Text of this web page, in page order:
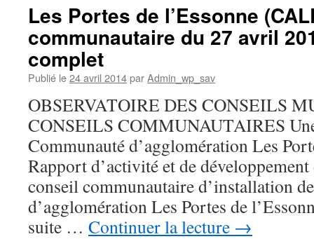
l’enquête
publique
d’autoroute
Atlantique
(Portes
de
l’Essonne)
Les Portes de l’Essonne
communautaire du 27 avril
complet
Publié le24 avril 2014parAdmin_wp_sav
OBSERVATOIRE DES CONSEILS
CONSEILS COMMUNAUTAIRES
Communauté d’agglomération Les
Rapport d’activité et de
conseil communautaire d’installation
d’agglomération Les Portes de
suite … Continuer la lecture →